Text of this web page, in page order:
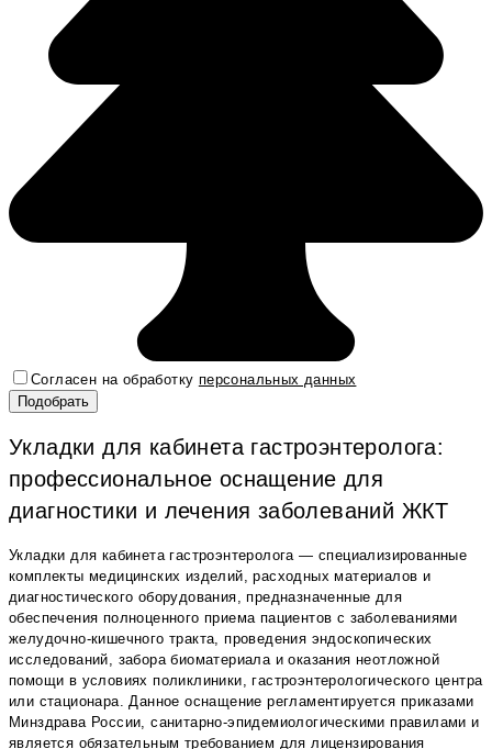
Согласен на обработку персональных данных
Укладки для кабинета гастроэнтеролога:
профессиональное оснащение для
диагностики и лечения заболеваний ЖКТ
Укладки для кабинета гастроэнтеролога — специализированные
комплекты медицинских изделий, расходных материалов и
диагностического оборудования, предназначенные для
обеспечения полноценного приема пациентов с заболеваниями
желудочно-кишечного тракта, проведения эндоскопических
исследований, забора биоматериала и оказания неотложной
помощи в условиях поликлиники, гастроэнтерологического центра
или стационара. Данное оснащение регламентируется приказами
Минздрава России, санитарно-эпидемиологическими правилами и
является обязательным требованием для лицензирования